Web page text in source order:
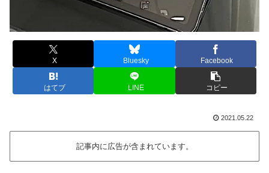
X Bluesky Facebook
はてブ LINE コピー
2021.05.22
記事内に広告が含まれています。